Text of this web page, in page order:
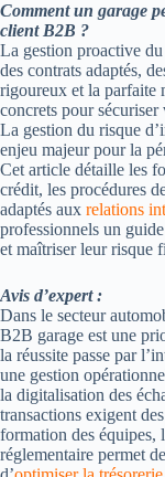
Comment un garage
client B2B ?
La gestion proactive
des contrats adaptés,
rigoureux et la parfaite
concrets pour
La gestion du risque
enjeu majeur pour la
Cet article détaille les
crédit, les procédures
adaptés aux relations
professionnels un
et maîtriser leur risque
Avis d’expert :
Dans le secteur
B2B garage est une
la réussite passe par
une gestion
la digitalisation des
transactions exigent
formation des équipes,
réglementaire permet